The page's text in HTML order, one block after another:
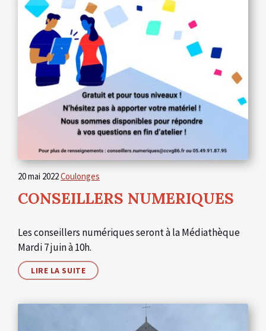
20 mai 2022Coulonges
CONSEILLERS NUMERIQUES
Les conseillers numériques seront à la Médiathèque
Mardi 7 juin à 10h.
LIRE LA SUITE